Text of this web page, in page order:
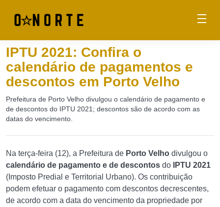
IPTU 2021: Confira o
calendário de pagamentos e
descontos em Porto Velho
Prefeitura de Porto Velho divulgou o calendário de pagamento e
de descontos do IPTU 2021; descontos são de acordo com as
datas do vencimento.
Na terça-feira (12), a Prefeitura de Porto Velho divulgou o
calendário de pagamento e de descontos do
IPTU 2021
(Imposto Predial e Territorial Urbano). Os contribuição
podem efetuar o pagamento com descontos decrescentes,
de acordo com a data do vencimento da propriedade por